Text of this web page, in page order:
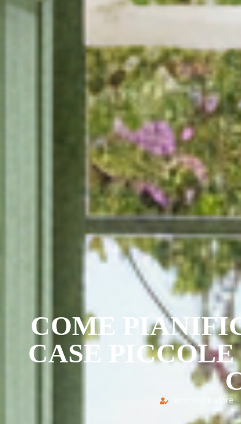
COME
CASE
amministratore